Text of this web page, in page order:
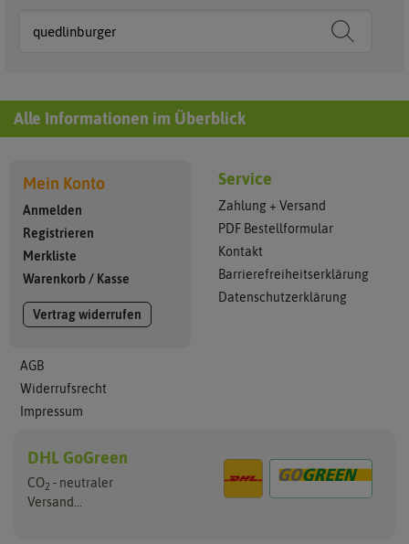
Alle Informationen im Überblick
Mein Konto
Anmelden
Registrieren
Merkliste
Warenkorb / Kasse
Vertrag widerrufen
AGB
Widerrufsrecht
Impressum
Service
Zahlung + Versand
PDF Bestellformular
Kontakt
Barrierefreiheitserklärung
Datenschutzerklärung
DHL GoGreen
CO2 - neutraler
Versand...